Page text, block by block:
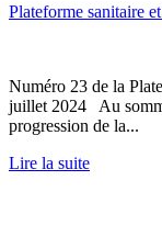
Plateforme sanitaire
Numéro 23 de la
juillet 2024 Au
progression de la...
Lire la suite